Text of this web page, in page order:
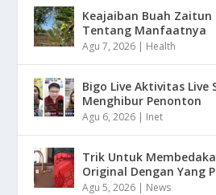
Keajaiban Buah
Tentang Manfaatnya
Agu 7, 2026 | Health
Bigo Live Aktivitas Live
Menghibur Penonton
Agu 6, 2026 | Inet
Trik Untuk
Original Dengan Yang
Agu 5, 2026 | News